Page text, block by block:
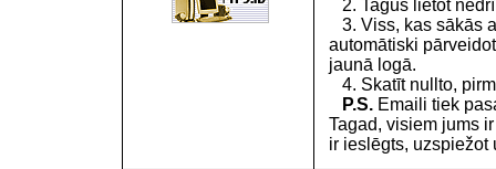
2. Tagus lietot
3. Viss, kas sākās
automātiski
jaunā logā.
4. Skatīt nullto,
P.S. Emaili tiek
Tagad, visiem jums
ir ieslēgts, uzspiežot